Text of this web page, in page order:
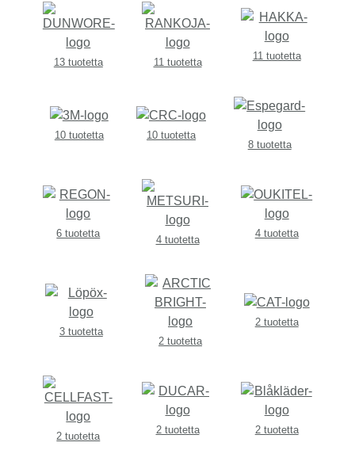
13 tuotetta 11 tuotetta
11 tuotetta
10 tuotetta
10 tuotetta
8 tuotetta
6 tuotetta
4 tuotetta
4 tuotetta
3 tuotetta
2 tuotetta
2 tuotetta
2 tuotetta
2 tuotetta 2 tuotetta